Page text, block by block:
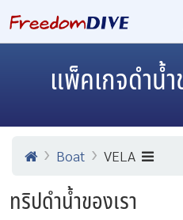
แพ็คเกจดำน้ำ
Boat VELA
ทริปดำน้ำของเรา